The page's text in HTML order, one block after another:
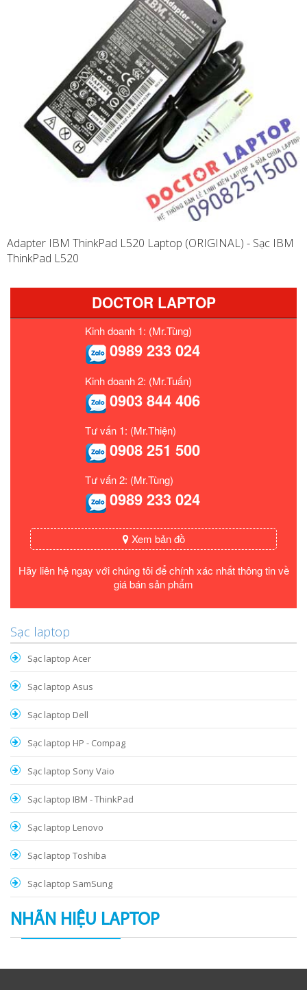
Adapter IBM ThinkPad L520 Laptop (ORIGINAL) - Sạc IBM
ThinkPad L520
DOCTOR LAPTOP
Kinh doanh 1: (Mr.Tùng)
0989 233 024
Kinh doanh 2: (Mr.Tuấn)
0903 844 406
Tư vấn 1: (Mr.Thiện)
0908 251 500
Tư vấn 2: (Mr.Tùng)
0989 233 024
Xem bản đồ
Hãy liên hệ ngay với chúng tôi để chính xác nhất thông tin về
giá bán sản phẩm
Sạc laptop
Sạc laptop Acer
Sạc laptop Asus
Sạc laptop Dell
Sạc laptop HP - Compag
Sạc laptop Sony Vaio
Sạc laptop IBM - ThinkPad
Sạc laptop Lenovo
Sạc laptop Toshiba
Sạc laptop SamSung
NHÃN HIỆU LAPTOP